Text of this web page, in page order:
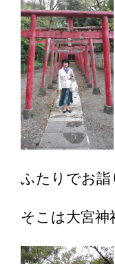
ふたりでお詣
そこは大宮神